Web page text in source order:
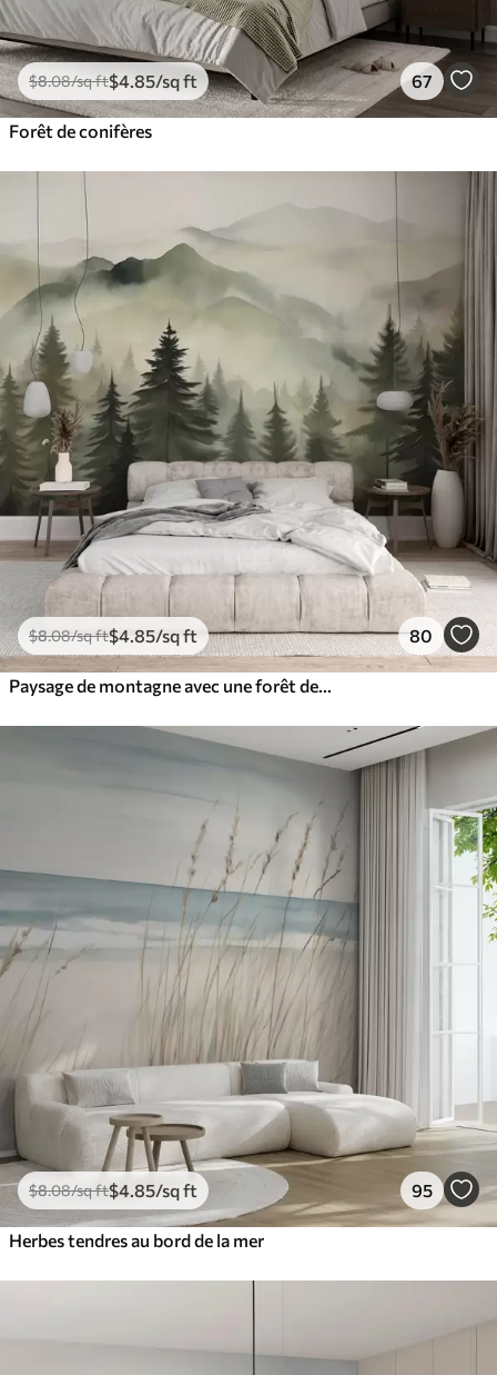
$8.08/sq ft$4 .85/sq ft 67
Forêt de conifères
$8.08/sq ft$4 .85/sq ft 80
$8.08/sq ft$4 .85/sq ft 95
Herbes tendres au bord de la mer